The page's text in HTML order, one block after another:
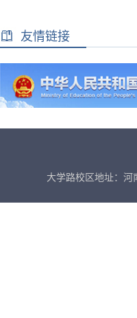
友情链接
大学路校区地址：